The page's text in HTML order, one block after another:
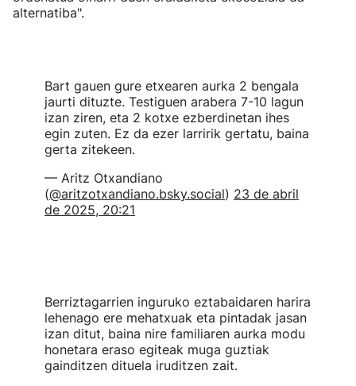
alternatiba".
Bart gauen gure etxearen aurka 2 bengala
jaurti dituzte. Testiguen arabera 7-10 lagun
izan ziren, eta 2 kotxe ezberdinetan ihes
egin zuten. Ez da ezer larririk gertatu, baina
gerta zitekeen.
— Aritz Otxandiano
(@aritzotxandiano.bsky.social) 23 de abril
de 2025, 20:21
Berriztagarrien inguruko eztabaidaren harira
lehenago ere mehatxuak eta pintadak jasan
izan ditut, baina nire familiaren aurka modu
honetara eraso egiteak muga guztiak
gainditzen dituela iruditzen zait.